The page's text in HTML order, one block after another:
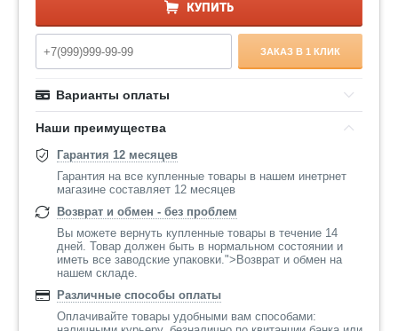
КУПИТЬ
ЗАКАЗ В 1 КЛИК
Варианты оплаты
Наши преимущества
Гарантия 12 месяцев
Гарантия на все купленные товары в нашем инетрнет
магазине составляет 12 месяцев
Возврат и обмен - без проблем
Вы можете вернуть купленные товары в течение 14
дней. Товар должен быть в нормальном состоянии и
иметь все заводские упаковки.">Возврат и обмен на
нашем складе.
Различные способы оплаты
Оплачивайте товары удобными вам способами: